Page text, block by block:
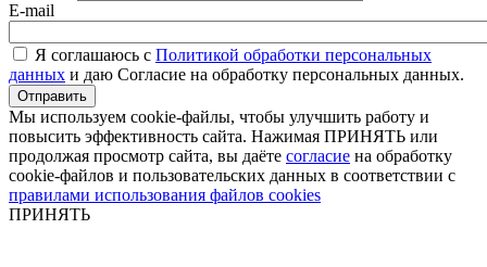
E-mail
Я соглашаюсь с Политикой обработки персональных
данных и даю Согласие на обработку персональных данных.
Мы используем cookie-файлы, чтобы улучшить работу и
повысить эффективность сайта. Нажимая ПРИНЯТЬ или
продолжая просмотр сайта, вы даёте согласие на обработку
cookie-файлов и пользовательских данных в соответствии с
правилами использования файлов cookies
ПРИНЯТЬ